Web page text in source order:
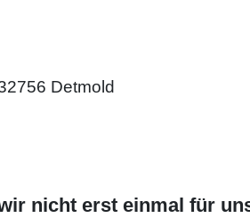
Detmold
nicht erst einmal für